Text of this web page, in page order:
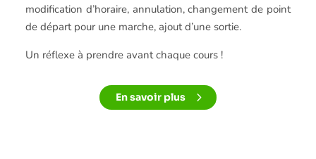
modification d’horaire, annulation, changement de point
de départ pour une marche, ajout d’une sortie.
Un réflexe à prendre avant chaque cours !
En savoir plus